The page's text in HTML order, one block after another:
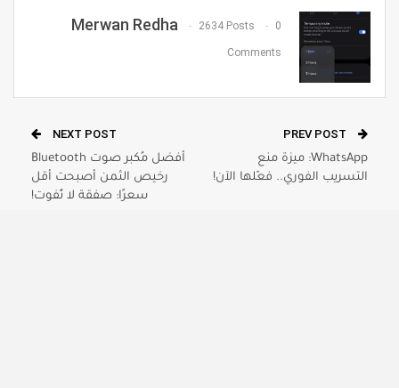
Email
Merwan Redha 2634 Posts 0
Comments
WhatsApp: ميزة منع
التسريب الفوري.. فعّلها الآن!
NEXT POST
أفضل مُكبر صوت Bluetooth
رخيص الثمن أصبحت أقل
سعرًا: صفقة لا تُفوت!